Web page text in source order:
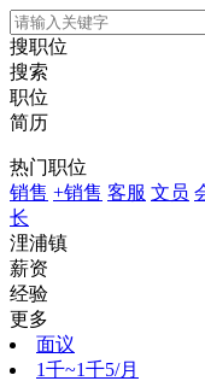
搜职位
搜索
职位
简历
热门职位
销售 +销售 客服 文员
长
浬浦镇
薪资
经验
更多
面议
1千~1千5/月